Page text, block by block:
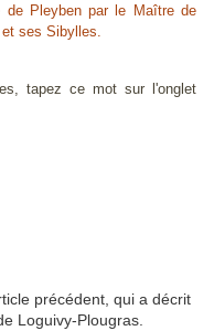
de Pleyben par le Maître de
ses Sibylles.
tapez ce mot sur l'onglet
précédent, qui a décrit
Loguivy-Plougras.